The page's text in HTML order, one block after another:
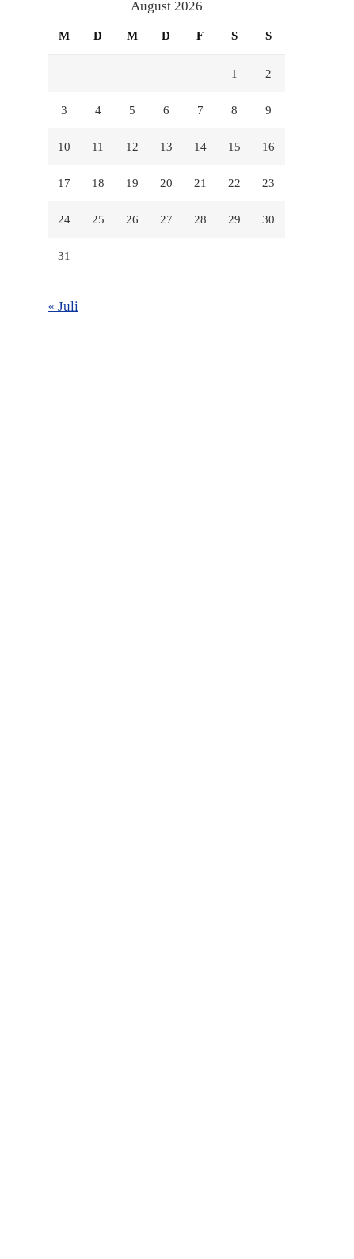
August 2026
M D M D F S S
1 2
3 4 5 6 7 8 9
10 11 12 13 14 15 16
17 18 19 20 21 22 23
24 25 26 27 28 29 30
31
« Juli